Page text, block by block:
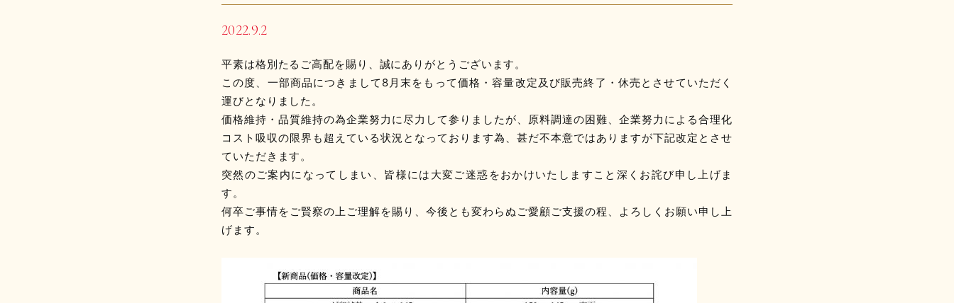
2022.9.2
平素は格別たるご高配を賜り、誠にありがとうございます。
この度、一部商品につきまして8月末をもって価格・容量改定及び販売終了・休売とさせていただく
運びとなりました。
価格維持・品質維持の為企業努力に尽力して参りましたが、原料調達の困難、企業努力による合理化
コスト吸収の限界も超えている状況となっております為、甚だ不本意ではありますが下記改定とさせ
ていただきます。
突然のご案内になってしまい、皆様には大変ご迷惑をおかけいたしますこと深くお詫び申し上げま
す。
何卒ご事情をご賢察の上ご理解を賜り、今後とも変わらぬご愛顧ご支援の程、よろしくお願い申し上
げます。